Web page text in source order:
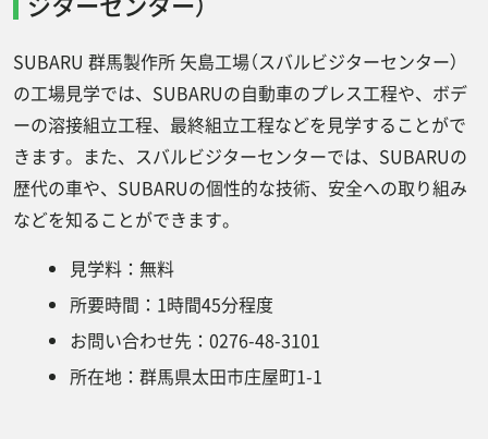
デメリット②群馬県は夏が暑い
群馬県の工場の年収・月収とは？
群馬県の工場で働くならジョブ派遣にお任せ
ください！
まとめ
SUBARU 群馬製作所 矢島工場（スバルビジターセンター）
の工場見学では、SUBARUの自動車のプレス工程や、ボデ
ーの溶接組立工程、最終組立工程などを見学することがで
きます。また、スバルビジターセンターでは、SUBARUの
歴代の車や、SUBARUの個性的な技術、安全への取り組み
などを知ることができます。
見学料：無料
所要時間：1時間45分程度
お問い合わせ先：0276-48-3101
所在地：群馬県太田市庄屋町1-1